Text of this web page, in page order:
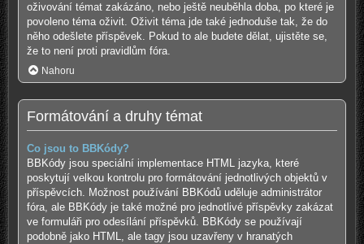
oživování témat zakázáno, nebo ještě neuběhla doba, po které je
povoleno téma oživit. Oživit téma jde také jednoduše tak, že do
něho odešlete příspěvek. Pokud to ale budete dělat, ujistěte se,
že to není proti pravidlům fóra.
Nahoru
Formátování a druhy témat
Co jsou to BBKódy?
BBKódy jsou speciální implementace HTML jazyka, které
poskytují velkou kontrolu pro formátování jednotlivých objektů v
příspěvcích. Možnost používání BBKódů uděluje administrátor
fóra, ale BBKódy je také možné pro jednotlivé příspěvky zakázat
ve formuláři pro odesílání příspěvků. BBKódy se používají
podobně jako HTML, ale tagy jsou uzavřeny v hranatých